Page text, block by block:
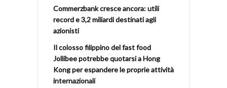
Commerzbank cresce ancora: utili
record e 3,2 miliardi destinati agli
azionisti
Il colosso filippino del fast food
Jollibee potrebbe quotarsi a Hong
Kong per espandere le proprie attività
internazionali